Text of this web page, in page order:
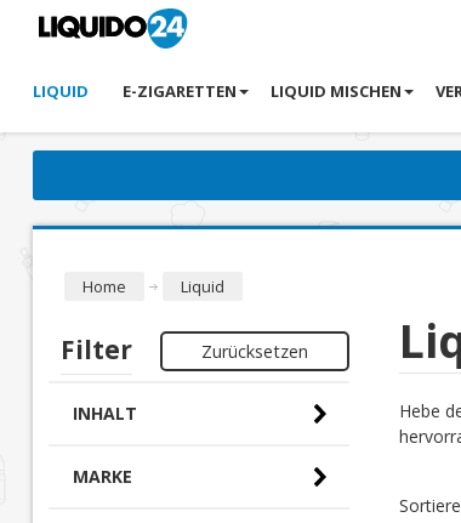
LIQUID E-ZIGARETTEN LIQUID MISCHEN
Home Liquid
Hebe
Filter Zurücksetzen
INHALT
MARKE